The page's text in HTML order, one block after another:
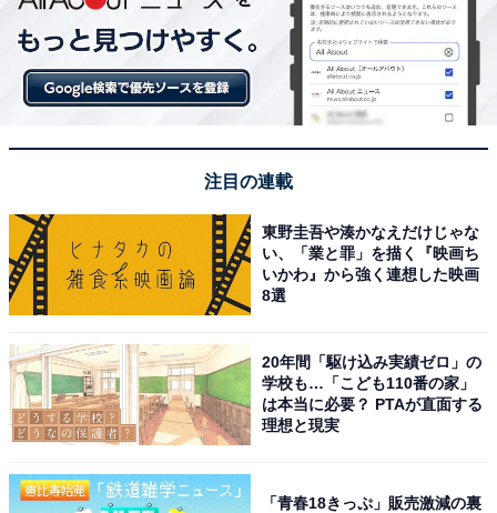
注目の連載
東野圭吾や湊かなえだけじゃな
い、「業と罪」を描く『映画ち
いかわ』から強く連想した映画
8選
20年間「駆け込み実績ゼロ」の
学校も…「こども110番の家」
は本当に必要？ PTAが直面する
理想と現実
「青春18きっぷ」販売激減の裏